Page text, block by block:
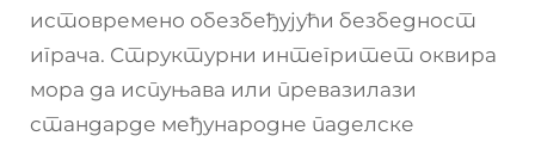
истовремено обезбеђујући безбедност
играча. Структурни интегритет оквира
мора да испуњава или превазилази
стандарде међународне паделске